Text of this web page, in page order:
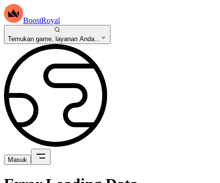
BoostRoyal
Temukan game, layanan Anda...
Masuk